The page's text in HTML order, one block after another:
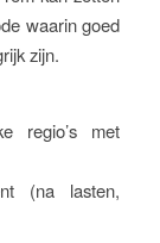
waarin goed
zijn.
regio’s met
(na lasten,